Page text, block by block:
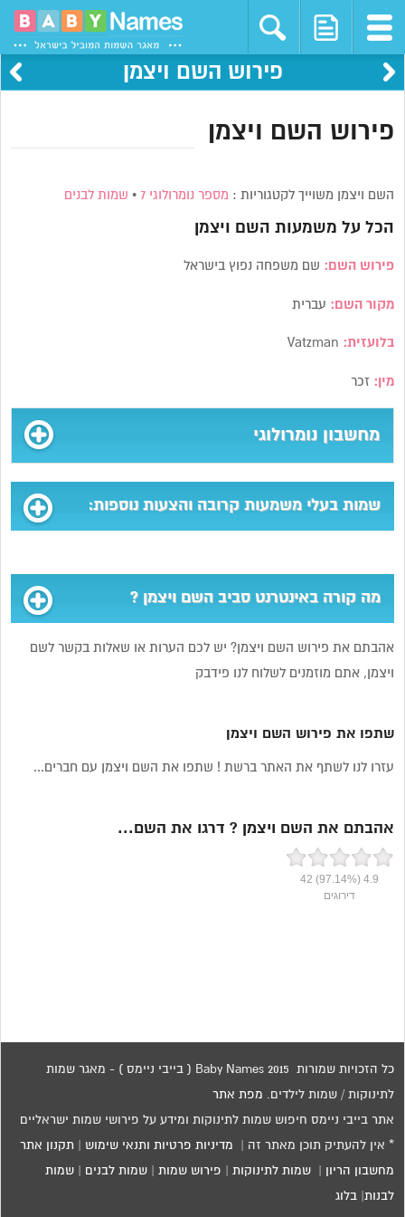
פירוש השם ויצמן
פירוש השם ויצמן
השם ויצמן משוייך לקטגוריות : מספר נומרולוגי 7 • שמות לבנים
הכל על משמעות השם ויצמן
פירוש השם: שם משפחה נפוץ בישראל
מקור השם: עברית
בלועזית:
מין: זכר
מחשבון נומרולוגי
שמות בעלי משמעות קרובה והצעות נוספות:
מה קורה באינטרנט סביב השם ויצמן ?
אהבתם את פירוש השם ויצמן? יש לכם הערות או שאלות בקשר לשם
ויצמן, אתם מוזמנים לשלוח לנו פידבק
שתפו את פירוש השם ויצמן
עזרו לנו לשתף את האתר ברשת ! שתפו את השם ויצמן עם חברים...
אהבתם את השם ויצמן ? דרגו את השם...
4.9
(97.14%)
42
דירוגים
כל הזכויות שמורות 2015 Baby Names ( בייבי ניימס ) - מאגר שמות
לתינוקות / שמות לילדים. מפת אתר
אתר בייבי ניימס חיפוש שמות לתינוקות ומידע על פירושי שמות ישראליים
* אין להעתיק תוכן מאתר זה | מדיניות פרטיות ותנאי שימוש תקנון אתר
מחשבון הריון |שמות לתינוקות פירוש שמות |שמות לבנים |שמות
לבנות בלוג